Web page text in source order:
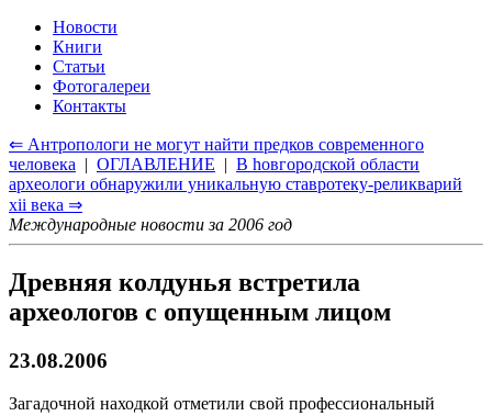
Новости
Книги
Статьи
Фотогалереи
Контакты
⇐ Антропологи не могут найти предков современного
человека | ОГЛАВЛЕНИЕ | В hовгородской области
археологи обнаружили уникальную ставротеку-реликварий
xii века ⇒
Международные новости за 2006 год
Древняя колдунья встретила
археологов с опущенным лицом
23.08.2006
Загадочной находкой отметили свой профессиональный